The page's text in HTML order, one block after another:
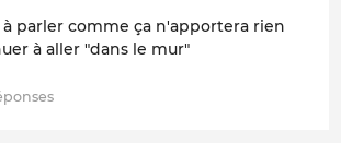
parler comme ça n'apportera rien
à aller "dans le mur"